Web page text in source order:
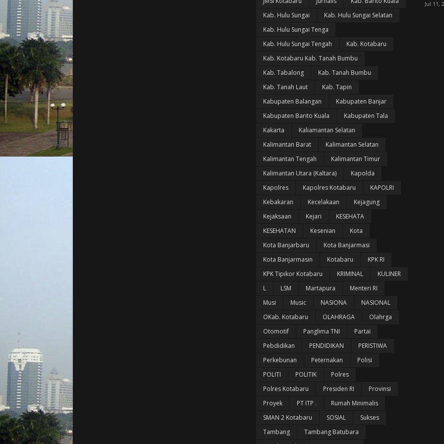
Kab. Hulu Sungai
Kab. Hulu Sungai Selatan
Kab. Hulu Sungai Tenga
Kab. Hulu Sungai Tengah
Kab. Kotabaru
Kab. Kotabaru Kab. Tanah Bumbu
Kab. Tabalong
Kab. Tanah Bumbu
Kab. Tanah Laut
Kab. Tapin
Kabupaten Balangan
Kabupaten Banjar
Kabupaten Barito Kuala
Kabupaten Tala
Kakarta
Kaliamantan Selatan
Kalimantan Barat
Kalimantan Selatan
Kalimantan Tengah
Kalimantan Timur
Kalimantan Utara (Kaltara)
Kapolda
Kapolres
Kapolres Kotabaru
KAPOLRI
Kebakaran
Kecelakaan
Kejagung
Kejaksaan
Kejari
KESEHATA
KESEHATAN
Kesenian
Kota
Kota Banjarbaru
Kota Banjarmasi
Kota Banjarmasin
Kotabaru
KPK RI
KPK Tipikor Kotabaru
KRIMINAL
KULINER
L
LSM Martapura
Menteri RI
Musi
Music NASIONA
NASIONAL
OKab. Kotabaru
OLAHRAGA
Olahrga
Otomotif
Panglima TNI
Partai
Pebdidikan
PENDIDIKAN
PERISTIWA
Perkebunan
Peternakan
Polisi
POLITI
POLITIK
Polres
Polres Kotabaru
Presiden RI
Provinsi
Proyek
PT ITP .
Rumah Minimalis
SMAN 2 Kotabaru
SOSIAL
Sukses
Tambang
Tambang Batubara
Jul 11,